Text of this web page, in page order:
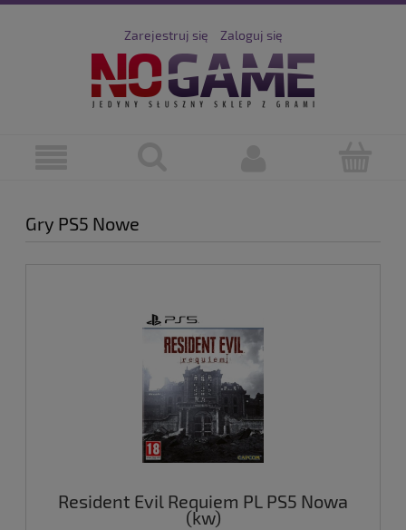
Zarejestruj się Zaloguj się
Gry PS5 Nowe
Resident Evil Requiem PL PS5 Nowa
(kw)